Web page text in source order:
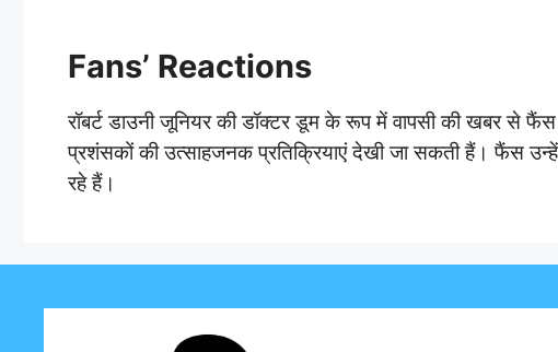
Fans’ Reactions
रॉबर्ट डाउनी जूनियर की डॉक्टर डूम के रूप में वापसी की खबर से
प्रशंसकों की उत्साहजनक प्रतिक्रियाएं देखी जा सकती हैं। फैंस
रहे हैं।